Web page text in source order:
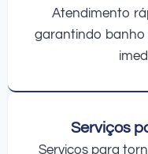
Atendimento
garantindo banho
Serviços
Serviços para